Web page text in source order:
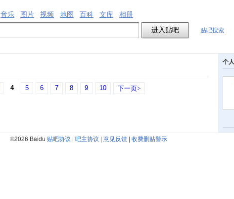
音乐 图片 视频 地图 百科 文库 相册
贴吧搜索
4 5 6 7 8 9 10 下一页>
个
©2026 Baidu 贴吧协议 | 吧主协议 | 意见反馈 | 收费删贴警示